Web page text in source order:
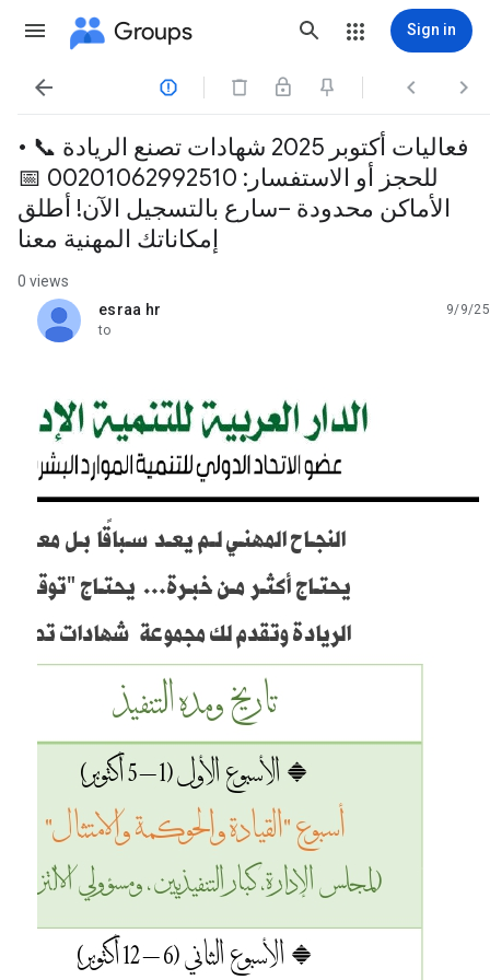
Groups Sign in
   
• فعاليات أكتوبر 2025 شهادات تصنع الريادة 📞
للحجز أو الاستفسار: 00201062992510 📅
الأماكن محدودة –سارع بالتسجيل الآن! أطلق
إمكاناتك المهنية معنا
0 views
esraa hr
unread,
9/9/25
to